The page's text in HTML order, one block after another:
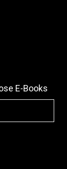
E-Books